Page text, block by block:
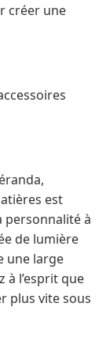
créer une
est
personnalité à
de lumière
une large
l’esprit que
plus vite sous